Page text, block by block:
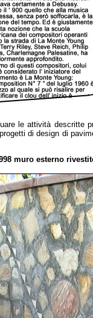
le attività descritte
di design di
muro esterno